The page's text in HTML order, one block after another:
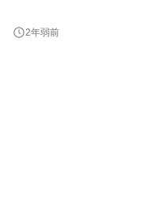
認 ・魅力を伝えるための
2年弱前